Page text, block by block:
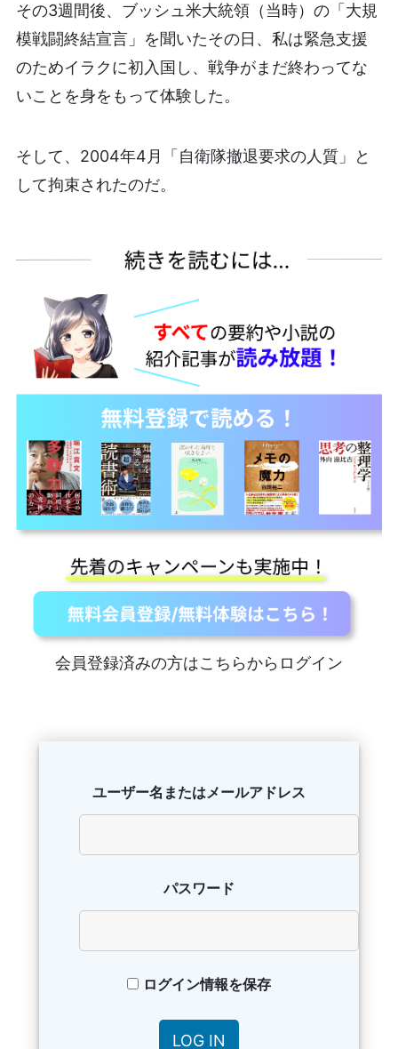
その3週間後、ブッシュ米大統領（当時）の「大規
模戦闘終結宣言」を聞いたその日、私は緊急支援
のためイラクに初入国し、戦争がまだ終わってな
いことを身をもって体験した。
そして、2004年4月「自衛隊撤退要求の人質」と
して拘束されたのだ。
会員登録済みの方はこちらからログイン
ユーザー名またはメールアドレス
パスワード
ログイン情報を保存